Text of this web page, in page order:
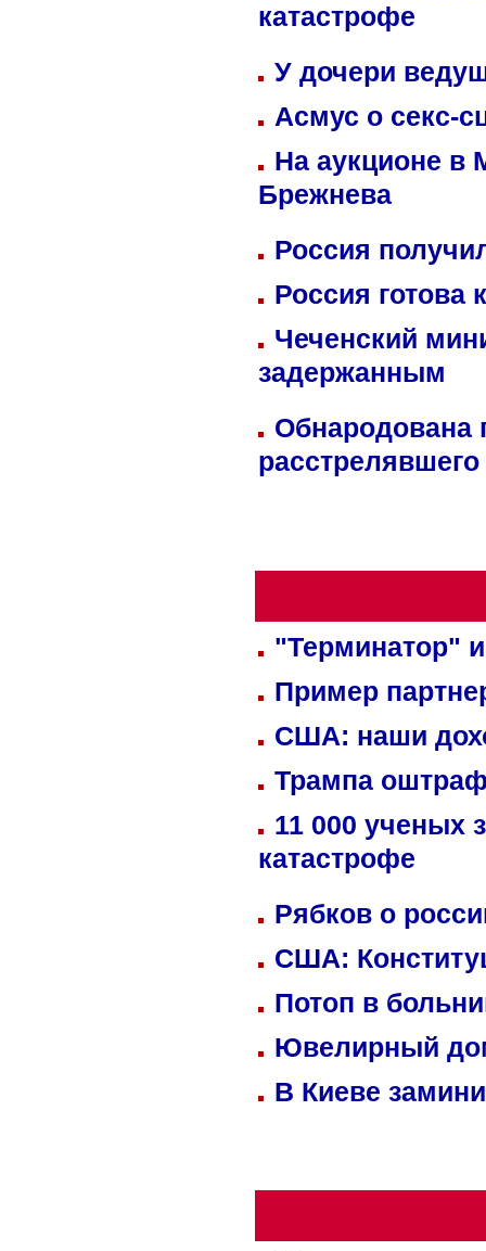
катастрофе
У дочери
Асмус о секс-
На аукционе в
Брежнева
Россия
Россия готова
Чеченский
задержанным
Обнародована
"Терминатор"
Пример
США: наши
Трампа
11 000 ученых
катастрофе
Рябков о
США:
Потоп в
Ювелирный
В Киеве